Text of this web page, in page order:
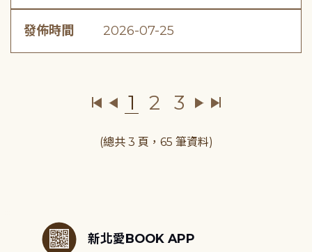
發佈時間 2026-07-25
1 2 3
(總共 3 頁，65 筆資料)
新北愛BOOK APP